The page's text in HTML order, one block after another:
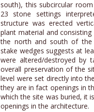
south), this subcircular
23 stone settings
structure was erected
plant material and
the north and south of the
stake wedges suggests at
were altered/destroyed by
overall preservation of the
level were set directly into
they are in fact openings in
which the site was buried, it
openings in the architecture.